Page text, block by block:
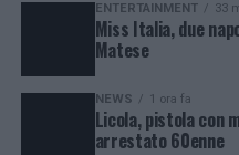
ENTERTAINMENT 33
Miss Italia, due
Matese
NEWS 1 ora fa
Licola, pistola con
arrestato 60enne